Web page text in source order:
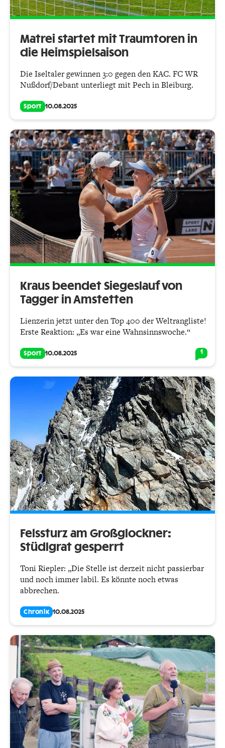
Matrei startet mit Traumtoren in
die Heimspielsaison
Die Iseltaler gewinnen 3:0 gegen den KAC. FC WR
Nußdorf/Debant unterliegt mit Pech in Bleiburg.
Sport 10.08.2025
Kraus beendet Siegeslauf von
Tagger in Amstetten
Lienzerin jetzt unter den Top 400 der Weltrangliste!
Erste Reaktion: „Es war eine Wahnsinnswoche.“
Sport 10.08.2025 1
Felssturz am Großglockner:
Stüdlgrat gesperrt
Toni Riepler: „Die Stelle ist derzeit nicht passierbar
und noch immer labil. Es könnte noch etwas
abbrechen.
Chronik 10.08.2025